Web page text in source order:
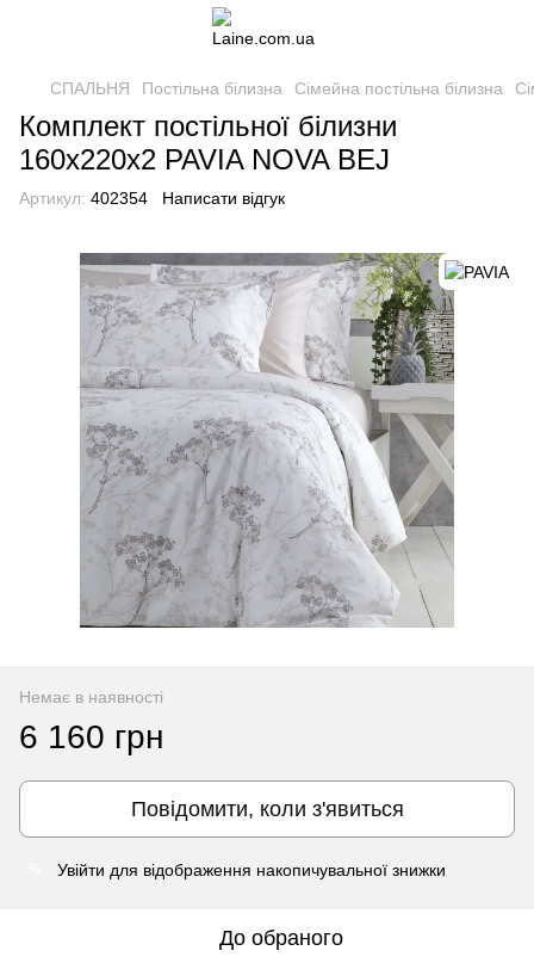
СПАЛЬНЯ Постільна білизна Сімейна постільна білизна
Комплект постільної білизни
160x220х2 PAVIA NOVA BEJ
Артикул: 402354 Написати відгук
Немає в наявності
6 160 грн
Повідомити, коли з'явиться
Увійти для відображення накопичувальної знижки
До обраного